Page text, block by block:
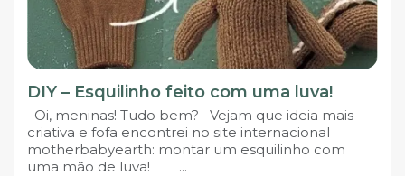
DIY – Esquilinho feito com uma luva!
Oi, meninas! Tudo bem? Vejam que ideia mais
criativa e fofa encontrei no site internacional
motherbabyearth: montar um esquilinho com
uma mão de luva! ...